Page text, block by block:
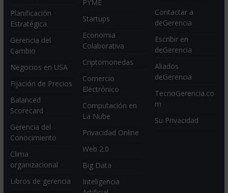
Planificación
Estratégica
Gerencia del
Cambio
Negocios en USA
Fijación de Precios
Balanced
Scorecard
Gerencia del
Conocimiento
Clima
organizacional
Libros de gerencia
PYME
Startups
Economia
Colaborativa
Criptomonedas
Comercio
Electrónico
Computación en
La Nube
Privacidad Online
Web 2.0
Big Data
Inteligencia
Contactar a
deGerencia
Escribir en
deGerencia
Aliados
deGerencia
TecnoGerencia.co
m
Su Privacidad